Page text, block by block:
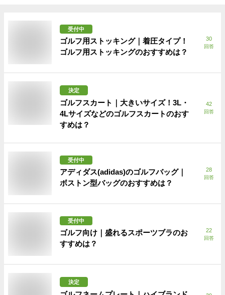
受付中
ゴルフ用ストッキング｜着圧タイプ！
ゴルフ用ストッキングのおすすめは？
30
回答
決定
ゴルフスカート｜大きいサイズ！3L・
4Lサイズなどのゴルフスカートのおす
すめは？
42
回答
受付中
アディダス(adidas)のゴルフバッグ｜
ボストン型バッグのおすすめは？
28
回答
受付中
ゴルフ向け｜盛れるスポーツブラのお
すすめは？
22
回答
決定